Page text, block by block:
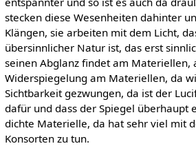
stecken diese Wesenheiten dahinter
Klängen, sie arbeiten mit dem Licht,
übersinnlicher Natur ist, das erst
seinen Abglanz findet am Materiellen,
Widerspiegelung am Materiellen, da
Sichtbarkeit gezwungen, da ist der
dafür und dass der Spiegel überhaupt
dichte Materielle, da hat sehr viel mit
Konsorten zu tun.